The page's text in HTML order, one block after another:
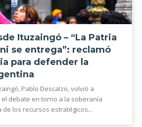
Ituzaingó – “La Patria
se entrega”: reclamó
para defender la
Pablo Descalzo, volvió a
debate en torno a la soberanía
los recursos estratégicos...